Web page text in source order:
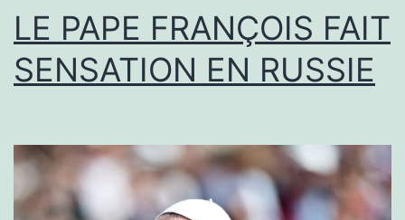
LE PAPE FRANÇOIS FAIT
SENSATION EN RUSSIE